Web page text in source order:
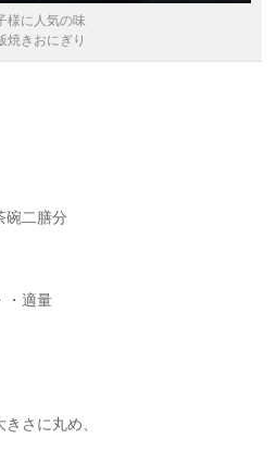
様に人気の味
焼きおにぎり
碗二膳分
・適量
さに丸め、